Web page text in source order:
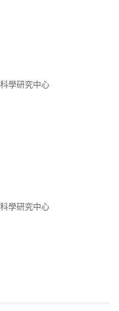
學研究中心
學研究中心